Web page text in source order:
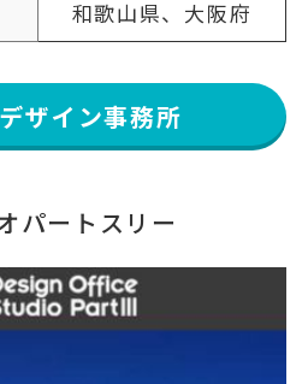
和歌山県、大阪府
ザイン事務所
パートスリー